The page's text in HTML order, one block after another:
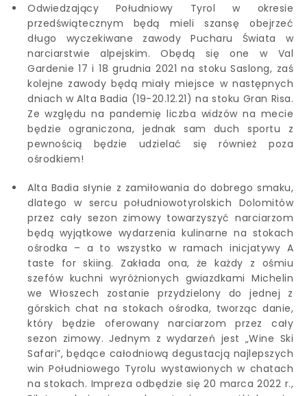
Odwiedzający Południowy Tyrol w okresie
przedświątecznym będą mieli szansę obejrzeć
długo wyczekiwane zawody Pucharu Świata w
narciarstwie alpejskim. Obędą się one w Val
Gardenie 17 i 18 grudnia 2021 na stoku Saslong, zaś
kolejne zawody będą miały miejsce w następnych
dniach w Alta Badia (19-20.12.21) na stoku Gran Risa.
Ze względu na pandemię liczba widzów na mecie
będzie ograniczona, jednak sam duch sportu z
pewnością będzie udzielać się również poza
ośrodkiem!
Alta Badia słynie z zamiłowania do dobrego smaku,
dlatego w sercu południowotyrolskich Dolomitów
przez cały sezon zimowy towarzyszyć narciarzom
będą wyjątkowe wydarzenia kulinarne na stokach
ośrodka – a to wszystko w ramach inicjatywy A
taste for skiing. Zakłada ona, że każdy z ośmiu
szefów kuchni wyróżnionych gwiazdkami Michelin
we Włoszech zostanie przydzielony do jednej z
górskich chat na stokach ośrodka, tworząc danie,
który będzie oferowany narciarzom przez cały
sezon zimowy. Jednym z wydarzeń jest „Wine Ski
Safari”, będące całodniową degustacją najlepszych
win Południowego Tyrolu wystawionych w chatach
na stokach. Impreza odbędzie się 20 marca 2022 r.,